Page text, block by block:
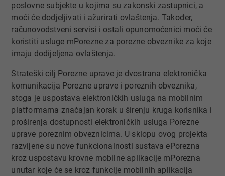
poslovne subjekte u kojima su zakonski zastupnici, a
moći će dodjeljivati i ažurirati ovlaštenja. Također,
računovodstveni servisi i ostali opunomoćenici moći će
koristiti usluge mPorezne za porezne obveznike za koje
imaju dodijeljena ovlaštenja.​
Strateški cilj Porezne uprave je dvostrana elektronička
komunikacija Porezne uprave i poreznih obveznika,
stoga je uspostava elektroničkih usluga na mobilnim
platformama značajan korak u širenju kruga korisnika i
proširenja dostupnosti elektroničkih usluga Porezne
uprave poreznim obveznicima. U sklopu ovog projekta
razvijene su nove funkcionalnosti sustava ePorezna
kroz uspostavu krovne mobilne aplikacije mPorezna
unutar koje će se kroz funkcije mobilnih aplikacija